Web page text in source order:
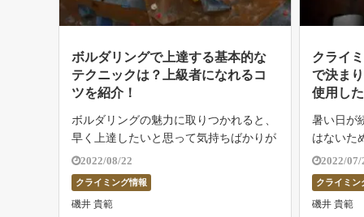
ボルダリングで上達する基本的な
テクニックは？上級者になれるコ
ツを紹介！
ボルダリングの魅力に取りつかれると、
早く上達したいと思って気持ちばかりが
焦ってしまいますよね。 しかし、保持
力はすぐに手に入れることができるもの
ではありません。しかし、登れない課題
を登れるようになりたいと思う気持ちは
2022/08/22
クライミング情報
磯井 貴範
クライ
で決ま
使用し
暑い日が
はないた
ジムで登
う。 しか
定が合わ
に行けず
2022/07/
クライミン
磯井 貴範